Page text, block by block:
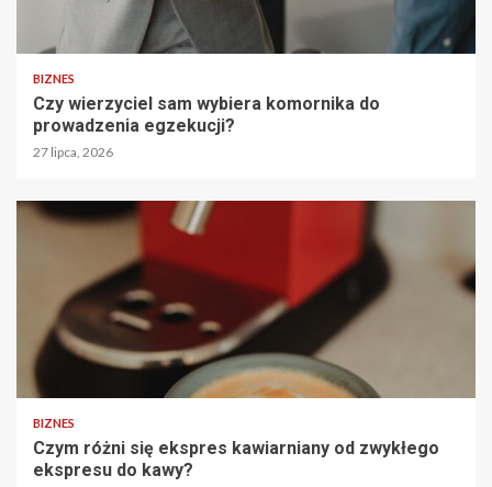
BIZNES
Czy wierzyciel sam wybiera komornika do
prowadzenia egzekucji?
27 lipca, 2026
BIZNES
Czym różni się ekspres kawiarniany od zwykłego
ekspresu do kawy?